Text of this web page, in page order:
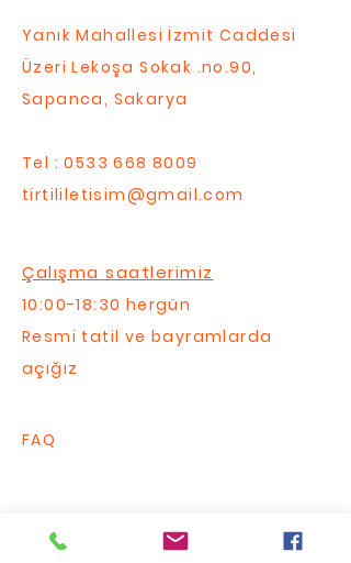
Yanık Mahallesi İzmit Caddesi
Üzeri Lekoşa Sokak .no.90,
Sapanca, Sakarya
Tel :0533 668 8009
tirtililetisim@gmail.com
Çalışma saatlerimiz
10:00-18:30 hergün
Resmi tatil ve bayramlarda
açığız
FAQ
Bize Yazın / Contact Us